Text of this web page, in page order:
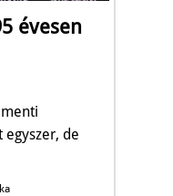
évesen
de